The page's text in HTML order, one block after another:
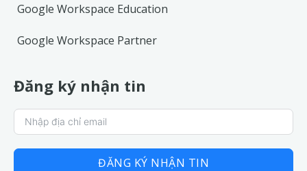
Google Workspace Education
Google Workspace Partner
Đăng ký nhận tin
ĐĂNG KÝ NHẬN TIN